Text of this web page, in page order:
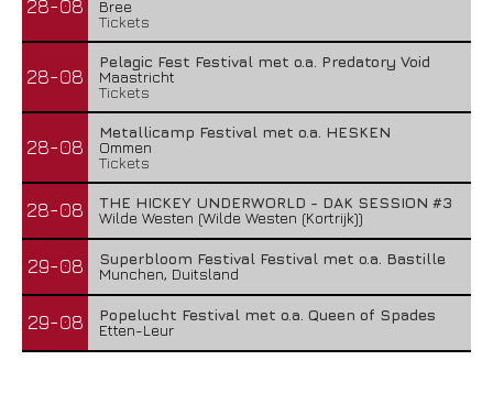
28-08
Bree
Tickets
28-08
Pelagic Fest Festival met o.a. Predatory Void
Maastricht
Tickets
28-08
Metallicamp Festival met o.a. HESKEN
Ommen
Tickets
28-08
THE HICKEY UNDERWORLD - DAK SESSION #3
Wilde Westen (Wilde Westen (Kortrijk))
29-08
Superbloom Festival Festival met o.a. Bastille
Munchen, Duitsland
29-08
Popelucht Festival met o.a. Queen of Spades
Etten-Leur